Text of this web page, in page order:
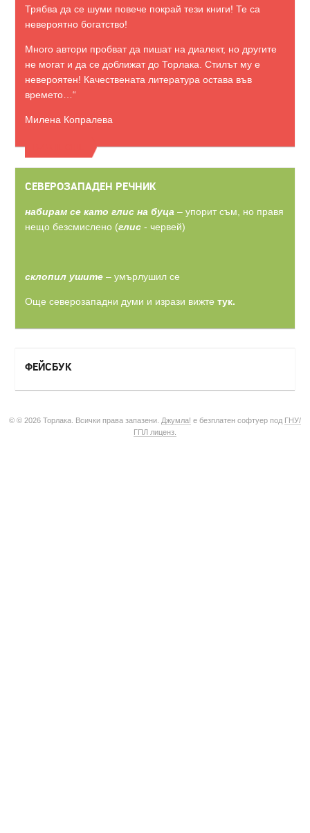
Трябва да се шуми повече покрай тези книги! Те са
невероятно богатство!
Много автори пробват да пишат на диалект, но другите
не могат и да се доближат до Торлака. Стилът му е
невероятен! Качествената литература остава във
времето…“
Милена Копралева
СЕВЕРОЗАПАДЕН РЕЧНИК
набирам се като глис на буца – упорит съм, но правя
нещо безсмислено (глис - червей)
склопил ушите – умърлушил се
Още северозападни думи и изрази вижте тук.
ФЕЙСБУК
© © 2026 Торлака. Всички права запазени. Джумла! е безплатен софтуер под ГНУ/
ГПЛ лиценз.